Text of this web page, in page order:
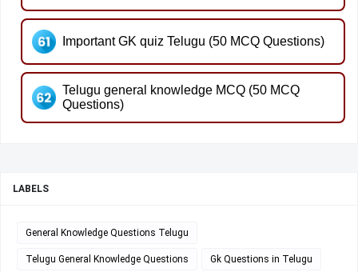
Important GK quiz Telugu (50 MCQ Questions)
Telugu general knowledge MCQ (50 MCQ
Questions)
LABELS
General Knowledge Questions Telugu
Telugu General Knowledge Questions Gk Questions in Telugu